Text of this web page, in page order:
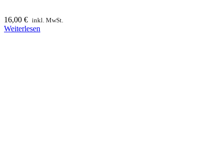
16,00 € inkl. MwSt.
Weiterlesen